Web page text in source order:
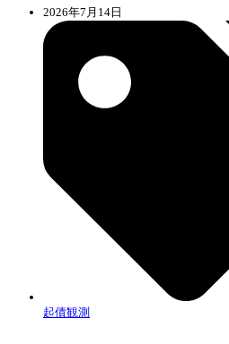
2026年7月14日
起債観測